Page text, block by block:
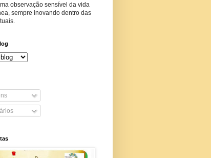
observação sensível da vida
sempre inovando dentro das